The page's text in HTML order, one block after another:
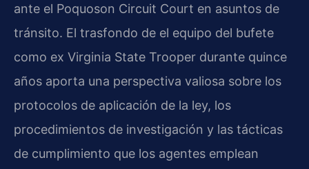
ante el Poquoson Circuit Court en asuntos de
tránsito. El trasfondo de el equipo del bufete
como ex Virginia State Trooper durante quince
años aporta una perspectiva valiosa sobre los
protocolos de aplicación de la ley, los
procedimientos de investigación y las tácticas
de cumplimiento que los agentes emplean